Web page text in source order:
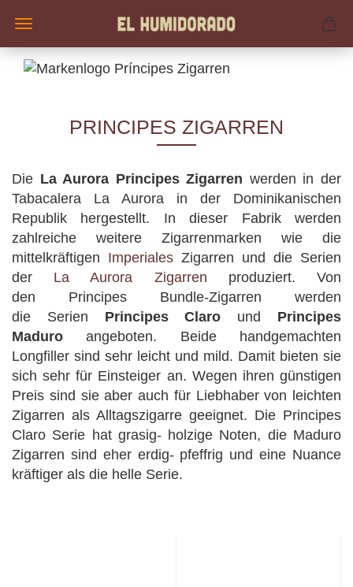
PRINCIPES ZIGARREN
Die La Aurora Principes Zigarren werden in der
Tabacalera La Aurora in der Dominikanischen
Republik hergestellt. In dieser Fabrik werden
zahlreiche weitere Zigarrenmarken wie die
mittelkräftigen Imperiales Zigarren und die Serien
der La Aurora Zigarren produziert. Von
den Principes Bundle-Zigarren werden
die Serien Principes Claro und Principes
Maduroangeboten. Beide handgemachten
Longfiller sind sehr leicht und mild. Damit bieten sie
sich sehr für Einsteiger an. Wegen ihren günstigen
Preis sind sie aber auch für Liebhaber von leichten
Zigarren als Alltagszigarre geeignet. Die Principes
Claro Serie hat grasig- holzige Noten, die Maduro
Zigarren sind eher erdig- pfeffrig und eine Nuance
kräftiger als die helle Serie.